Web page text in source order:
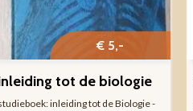
€ 5,-
tot de biologie
inleiding tot de Biologie -